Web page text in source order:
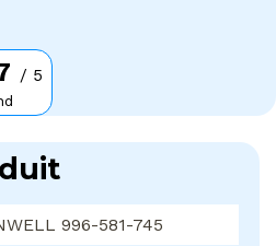
/ 5
996-581-745